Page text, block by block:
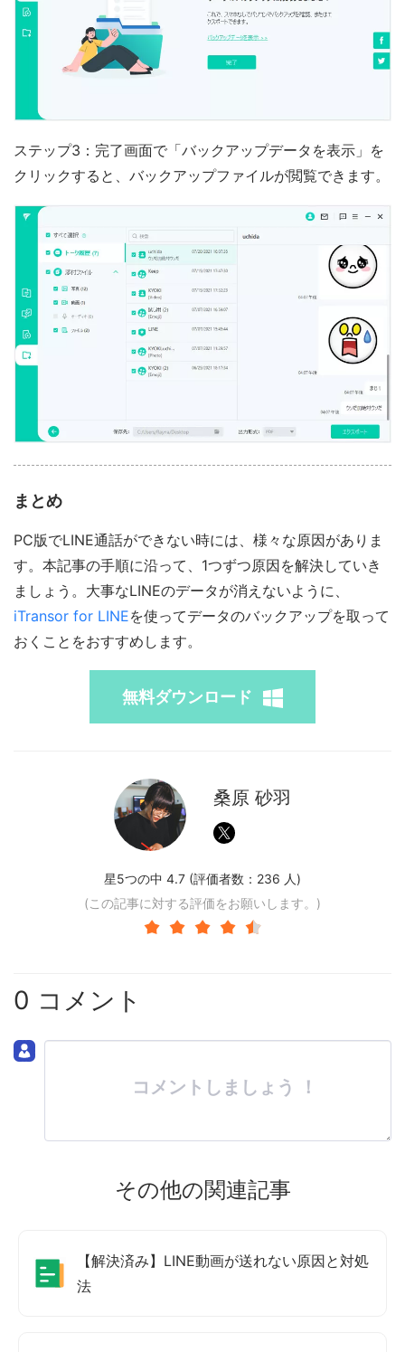
ステップ3：完了画面で「バックアップデータを表示」を
クリックすると、バックアップファイルが閲覧できます。
まとめ
PC版でLINE通話ができない時には、様々な原因がありま
す。本記事の手順に沿って、1つずつ原因を解決していき
ましょう。大事なLINEのデータが消えないように、
iTransor for LINEを使ってデータのバックアップを取って
おくことをおすすめします。
無料ダウンロード
桑原 砂羽
星5つの中 4.7 (評価者数： 236 人)
(この記事に対する評価をお願いします。)
0 コメント
コメントしましょう ！
その他の関連記事
【解決済み】LINE動画が送れない原因と対処
法